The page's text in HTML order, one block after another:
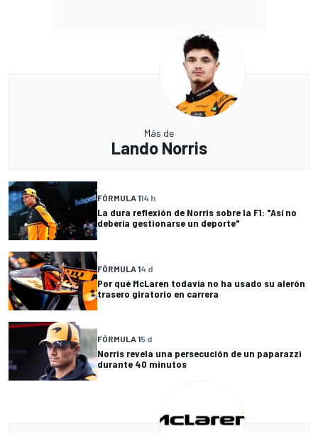
Más de
Lando Norris
FÓRMULA 114 h
La dura reflexión de Norris sobre la F1: "Así no
debería gestionarse un deporte"
FÓRMULA 14 d
Por qué McLaren todavía no ha usado su alerón
trasero giratorio en carrera
FÓRMULA 15 d
Norris revela una persecución de un paparazzi
durante 40 minutos